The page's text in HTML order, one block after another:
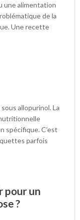
une alimentation
de la
Une recette
allopurinol. La
spécifique. C’est
parfois
pour un
?